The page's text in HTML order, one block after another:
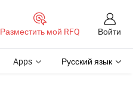
Разместить мой RFQ Войти
Apps Русский язык